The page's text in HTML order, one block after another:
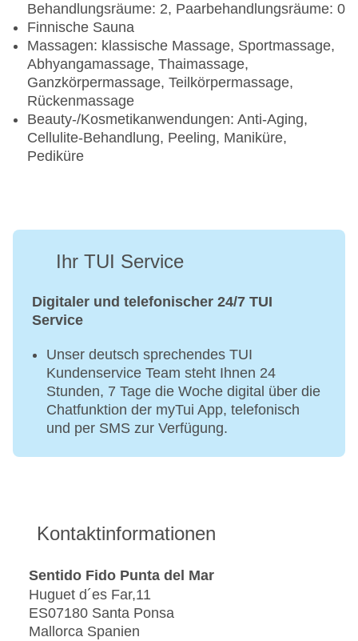
Behandlungsräume: 2, Paarbehandlungsräume: 0
Finnische Sauna
Massagen: klassische Massage, Sportmassage,
Abhyangamassage, Thaimassage,
Ganzkörpermassage, Teilkörpermassage,
Rückenmassage
Beauty-/Kosmetikanwendungen: Anti-Aging,
Cellulite-Behandlung, Peeling, Maniküre,
Pediküre
Ihr TUI Service
Digitaler und telefonischer 24/7 TUI
Service
Unser deutsch sprechendes TUI
Kundenservice Team steht Ihnen 24
Stunden, 7 Tage die Woche digital über die
Chatfunktion der myTui App, telefonisch
und per SMS zur Verfügung.
Kontaktinformationen
Sentido Fido Punta del Mar
Huguet d´es Far,11
ES07180 Santa Ponsa
Mallorca Spanien